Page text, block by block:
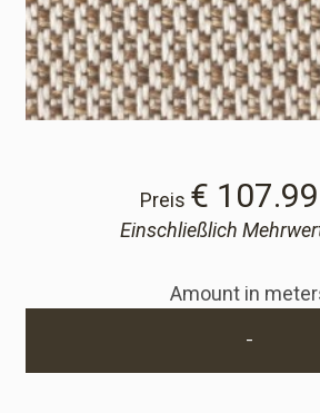
Preis € 107.99
Einschließlich
Amount in
-
Cart
Cart
Probe-Anfrage